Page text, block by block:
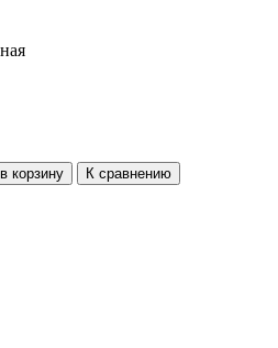
корзину К сравнению